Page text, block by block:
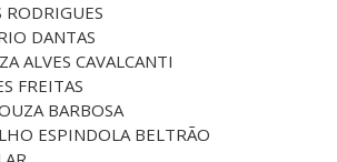
DANTAS
ALVES CAVALCANTI
FREITAS
BARBOSA
ESPINDOLA BELTRÃO